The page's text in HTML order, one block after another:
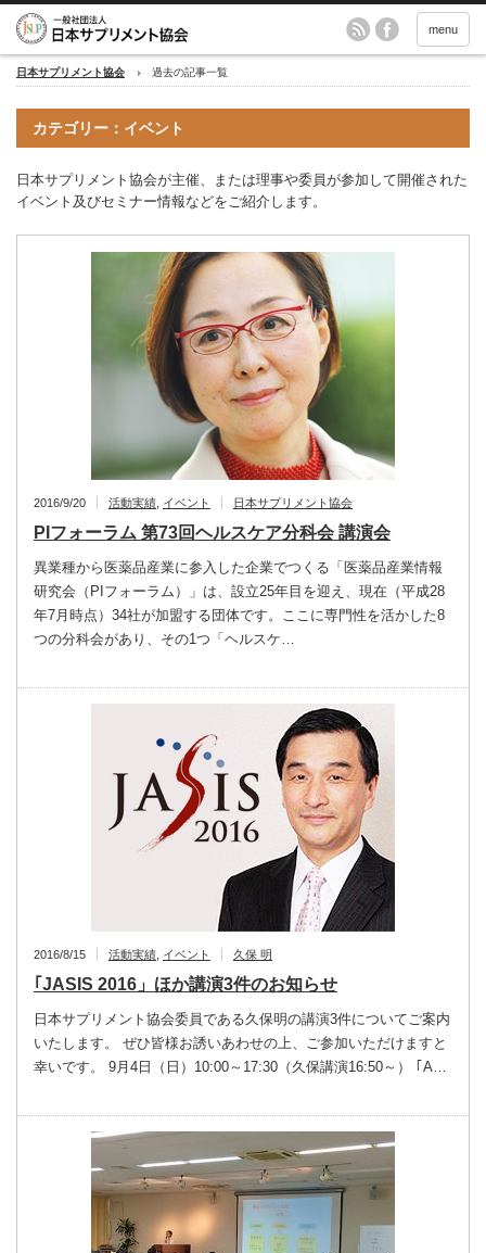
menu
日本サプリメント協会 過去の記事一覧
カテゴリー：イベント
日本サプリメント協会が主催、または理事や委員が参加して開催された
イベント及びセミナー情報などをご紹介します。
2016/9/20 活動実績 イベント 日本サプリメント協会
PIフォーラム 第73回ヘルスケア分科会 講演会
異業種から医薬品産業に参入した企業でつくる「医薬品産業情報
研究会（PIフォーラム）」は、設立25年目を迎え、現在（平成28
年7月時点）34社が加盟する団体です。ここに専門性を活かした8
つの分科会があり、その1つ「ヘルスケ…
2016/8/15 活動実績 イベント 久保 明
｢JASIS 2016」ほか講演3件のお知らせ
日本サプリメント協会委員である久保明の講演3件についてご案内
いたします。 ぜひ皆様お誘いあわせの上、ご参加いただけますと
幸いです。 9月4日（日）10:00～17:30（久保講演16:50～） ｢A…